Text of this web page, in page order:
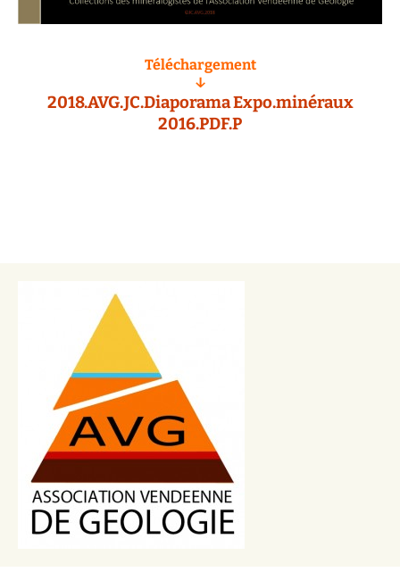
Téléchargement
↓
2018.AVG.JC.Diaporama Expo.minéraux
2016.PDF.P